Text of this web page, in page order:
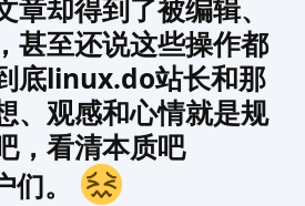
章却得到了被编辑、
甚至还说这些操作都
底linux.do站长和那
、观感和心情就是规
，看清本质吧
。